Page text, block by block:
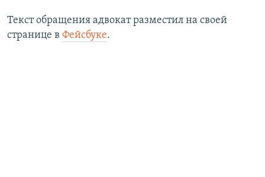
Текст обращения адвокат разместил на своей
странице в Фейсбуке.